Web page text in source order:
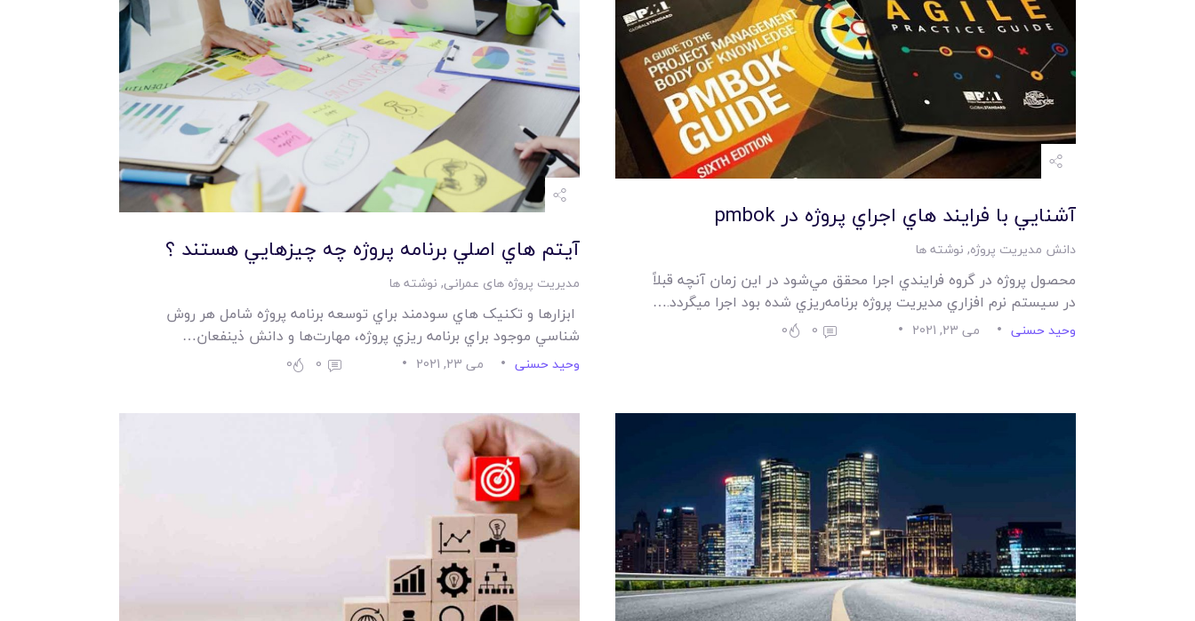
امکانات
سیستم ها
لیست قیمت محصولات
آشنايي با فرايند هاي اجراي پروژه در pmbok
دانش مدیریت پروژه, نوشته ها
محصول پروژه در گروه فرايندي اجرا محقق مي‌شود در اين زمان آنچه قبلاً
در سيستم نرم افزاري مديريت پروژه برنامه‌ريزي شده بود اجرا ميگردد.…
وحید حسنی می 23, 2021 0
0
آيتم هاي اصلي برنامه پروژه چه چيزهايي هستند ؟
مدیریت پروژه های عمرانی, نوشته ها
ابزارها و تکنيک هاي سودمند براي توسعه برنامه پروژه شامل هر روش
شناسي موجود براي برنامه ريزي پروژه، مهارت‌ها و دانش ذينفعان…
وحید حسنی می 23, 2021 0
0